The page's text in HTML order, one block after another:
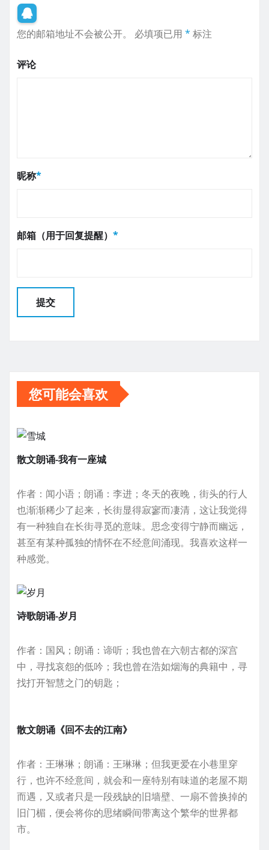
您的邮箱地址不会被公开。 必填项已用 * 标注
评论
昵称*
邮箱（用于回复提醒） *
您可能会喜欢
散文朗诵-我有一座城
作者：闻小语；朗诵：李进；冬天的夜晚，街头的行人
也渐渐稀少了起来，长街显得寂寥而凄清，这让我觉得
有一种独自在长街寻觅的意味。思念变得宁静而幽远，
甚至有某种孤独的情怀在不经意间涌现。我喜欢这样一
种感觉。
诗歌朗诵-岁月
作者：国风；朗诵：谛听；我也曾在六朝古都的深宫
中，寻找哀怨的低吟；我也曾在浩如烟海的典籍中，寻
找打开智慧之门的钥匙；
散文朗诵《回不去的江南》
作者：王琳琳；朗诵：王琳琳；但我更爱在小巷里穿
行，也许不经意间，就会和一座特别有味道的老屋不期
而遇，又或者只是一段残缺的旧墙壁、一扇不曾换掉的
旧门楣，便会将你的思绪瞬间带离这个繁华的世界都
市。